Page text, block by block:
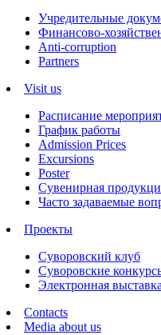
Учредительные
Финансово-
Anti-corruption
Partners
Visit us
Расписание
График работы
Admission Prices
Excursions
Poster
Сувенирная
Часто задаваемые
Проекты
Суворовский клуб
Суворовские
Электронная выставка
Contacts
Media about us